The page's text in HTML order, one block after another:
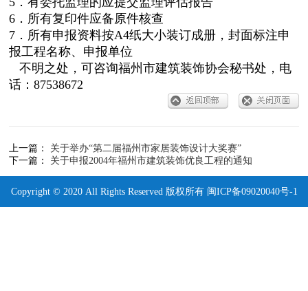
6．所有复印件应备原件核查
7．所有申报资料按A4纸大小装订成册，封面标注申
报工程名称、申报单位
不明之处，可咨询福州市建筑装饰协会秘书处，电
话：87538672
上一篇：
关于举办“第二届福州市家居装饰设计大奖赛”
下一篇：
关于申报2004年福州市建筑装饰优良工程的通知
Copyright © 2020 All Rights Reserved 版权所有 闽ICP备09020040号-1